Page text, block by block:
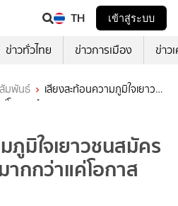
TH
เข้าสู่ระบบ
ข่าวทั่วไทย ข่าวการเมือง ข่าว
มพันธ์
เสียงสะท้อนความภูมิใจเยาวชน
อกาสศึกษา
ภูมิใจเยาวชนสมัคร
กกว่าแค่โอกาส